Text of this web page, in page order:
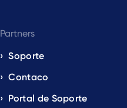
Partners
Soporte
Contaco
Portal de Soporte